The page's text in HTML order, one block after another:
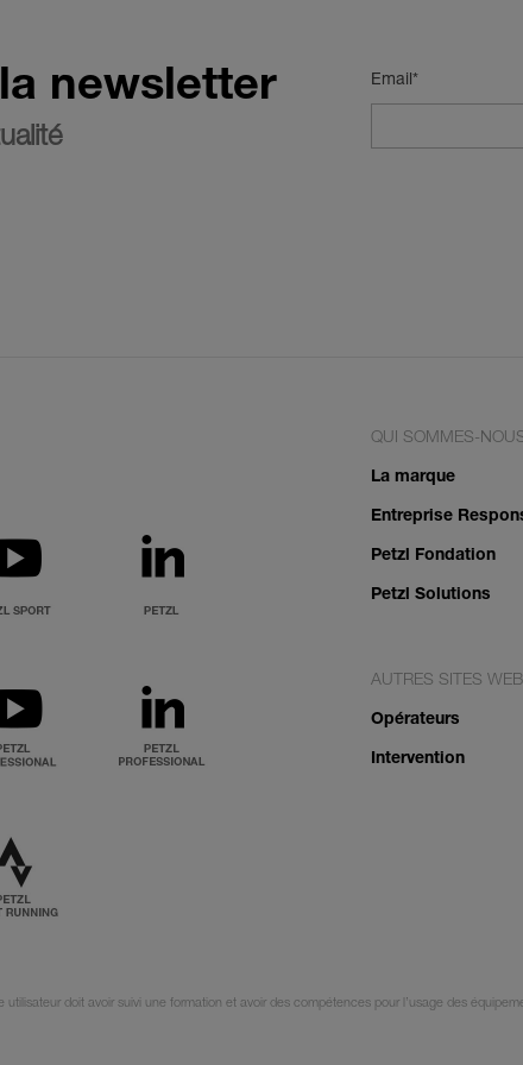
newsletter Email*
QUI SOMMES-
La marque
Entreprise
Petzl Fondation
Petzl Solutions
AUTRES SITES
Opérateurs
Intervention
doit avoir suivi une formation et avoir des compétences pour l’usage des